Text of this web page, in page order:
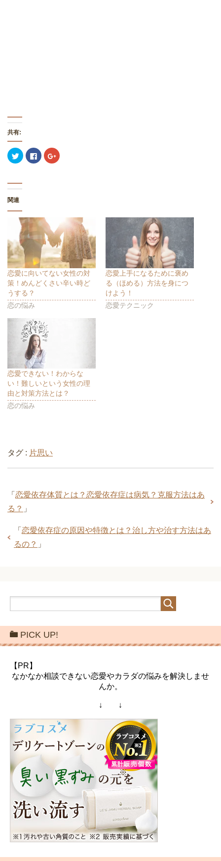
共有:
ク
リ
て
T
t
e
r
で
共
有
(
新
し
い
ウ
ィ
ン
ド
ウ
で
開
ま
す
)
F
a
す
る
に
は
ク
リ
ッ
ク
し
て
く
だ
(
い
ウ
ィ
ン
ド
ウ
で
開
き
ま
す
)
ク
リ
+
で
共
有
(
新
し
い
ウ
ィ
ン
で
関連
恋愛に向いてない女性の対
策！めんどくさい辛い時ど
うする？
恋の悩み
恋愛上手になるために褒め
る（ほめる）方法を身につ
けよう！
恋愛テクニック
恋愛できない！わからな
い！難しいという女性の理
由と対策方法とは？
恋の悩み
タグ : 片思い
「 恋愛依存体質とは？恋愛依存症は病気？克服方法はあ
る？ 」
「 恋愛依存症の原因や特徴とは？治し方や治す方法はあ
るの？ 」
PICK UP!
【PR】
なかなか相談できない恋愛やカラダの悩みを解決しませ
んか。
↓ ↓